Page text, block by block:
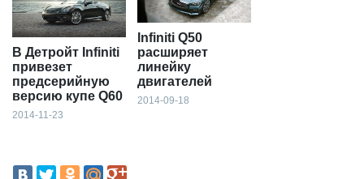
В Детройт Infiniti
привезет
предсерийную
версию купе Q60
2014-11-23
Infiniti Q50
расширяет
линейку
двигателей
2014-09-18